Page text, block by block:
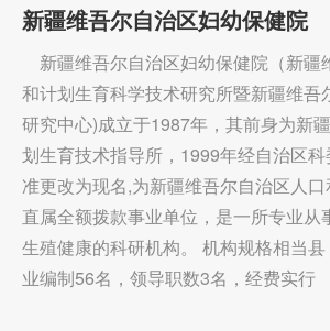
新疆维吾尔自治区妇幼保健院
新疆维吾尔自治区妇幼保健院（新疆
和计划生育科学技术研究所暨新疆维吾
研究中心)成立于1987年，其前身为新
划生育技术指导所，1999年经自治区
准更改为现名,为新疆维吾尔自治区人
直属全额拨款事业单位，是一所专业从
生殖健康的科研机构。 机构规格相当
业编制56名，领导职数3名，经费实行